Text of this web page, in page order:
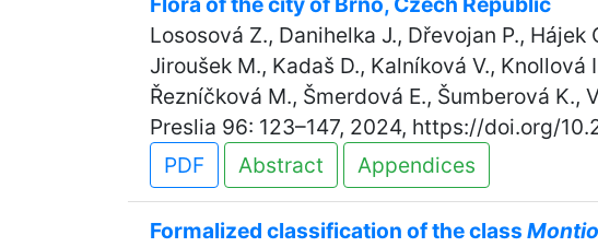
Lososová Z., Danihelka J., Dřevojan P.,
Jiroušek M., Kadaš D., Kalníková V., Knollová
Řezníčková M., Šmerdová E., Šumberová K.,
Preslia 96: 123–147, 2024, https://doi.org/
PDF
Abstract Appendices
Formalized classification of the class